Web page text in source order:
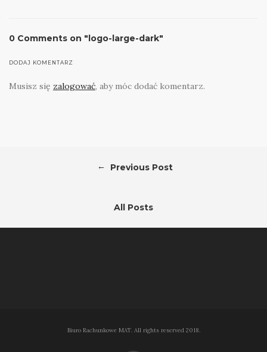
0 Comments on "logo-large-dark"
DODAJ KOMENTARZ
Musisz się zalogować, aby móc dodać komentarz.
← Previous Post
All Posts
Biuro Rachunkowe MAT. All rights reserved 2018.